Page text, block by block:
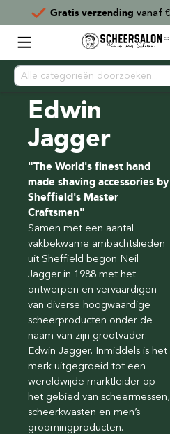
vanaf €35 (NL) of €50 (BE & DE)
Edwin
Jagger
"The World's finest hand
made shaving accessories by
Sheffield's Master
Craftsmen"
Samen met een aantal
vakbekwame ambachtslieden
uit Sheffield begon Neil
Jagger in 1988 met het
ontwerpen en vervaardigen
van diverse hoogwaardige
scheerproducten onder de
naam van zijn grootvader:
Edwin Jagger. Inmiddels is het
merk uitgegroeid tot een
wereldwijde marktleider op
het gebied van scheermessen,
scheerkwasten en men’s
groomingproducten.